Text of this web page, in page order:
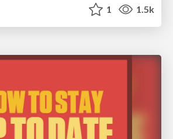
1 1.5k